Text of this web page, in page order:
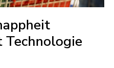
Technologie